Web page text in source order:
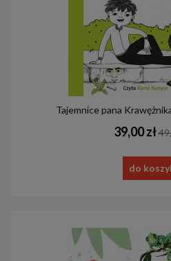
Tajemnice pana
39,00 zł
do